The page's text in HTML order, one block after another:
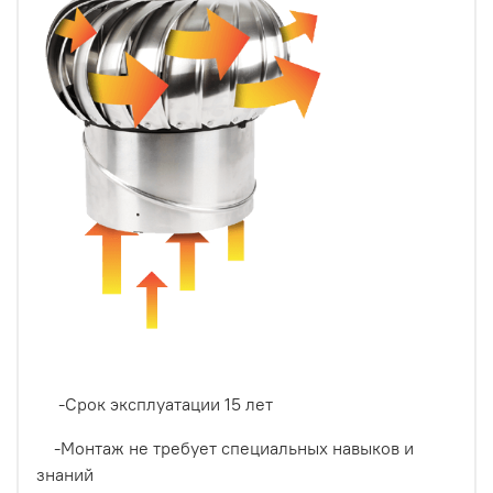
-Срок эксплуатации 15 лет
-Монтаж не требует специальных навыков и
знаний